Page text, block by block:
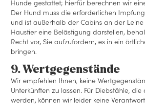
Hunde gestattet; hierfür berechnen wir
Der Hund muss die erforderlichen
und ist außerhalb der Cabins an der Leine
Haustier eine Belästigung darstellen,
Recht vor, Sie aufzufordern, es in ein
bringen.
9. Wertgegenstände
Wir empfehlen Ihnen, keine
Unterkünften zu lassen. Für Diebstähle,
werden, können wir leider keine